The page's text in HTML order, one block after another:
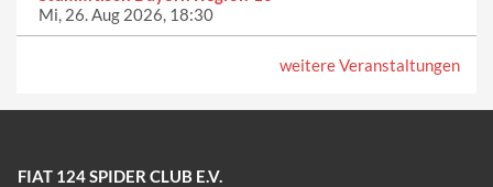
Mi, 26. Aug 2026, 18:30
weitere Veranstaltungen
FIAT 124 SPIDER CLUB E.V.